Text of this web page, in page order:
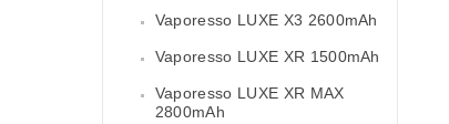
Vaporesso LUXE X3 2600mAh
Vaporesso LUXE XR 1500mAh
Vaporesso LUXE XR MAX
2800mAh